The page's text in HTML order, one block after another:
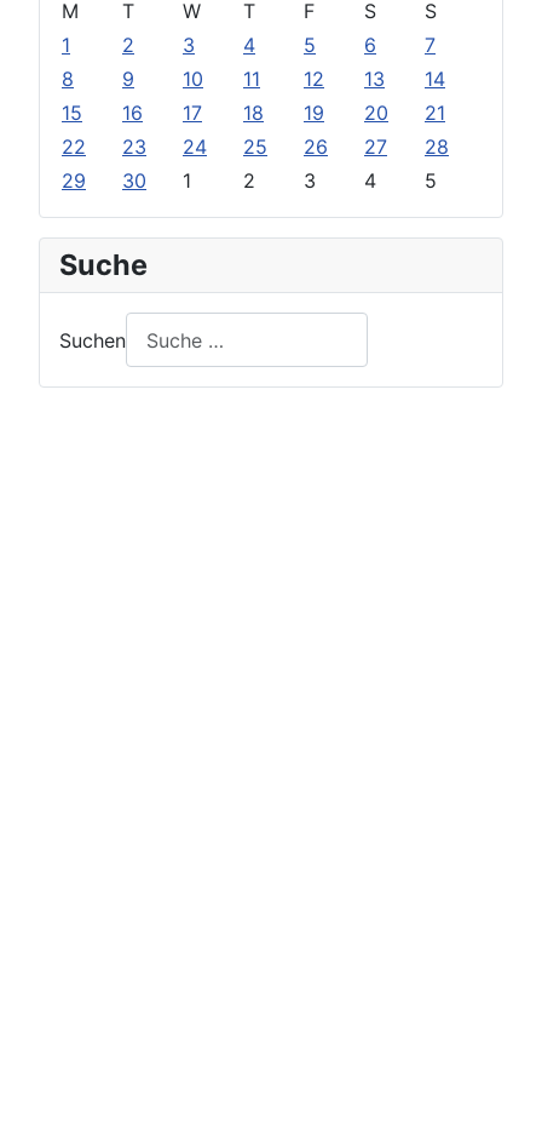
M
T W T F S
S
1
2 3 4 5 6
7
8
9 10 11 12 13
14
15
16 17 18 19 20
21
22
23 24 25 26 27
28
29
30 1 2 3 4 5
Suche
Suchen